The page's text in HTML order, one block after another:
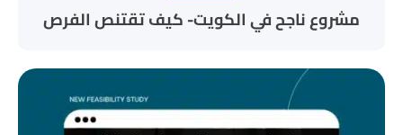
مشروع ناجح في الكويت- كيف تقتنص الفرص